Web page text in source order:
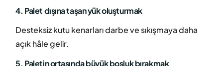
4. Palet dışına taşan yük oluşturmak
Desteksiz kutu kenarları darbe ve sıkışmaya daha
açık hâle gelir.
5. Paletin ortasında büyük boşluk bırakmak